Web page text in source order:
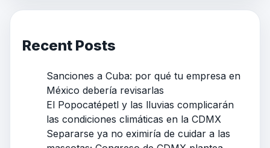
Recent Posts
Sanciones a Cuba: por qué tu empresa en
México debería revisarlas
El Popocatépetl y las lluvias complicarán
las condiciones climáticas en la CDMX
Separarse ya no eximiría de cuidar a las